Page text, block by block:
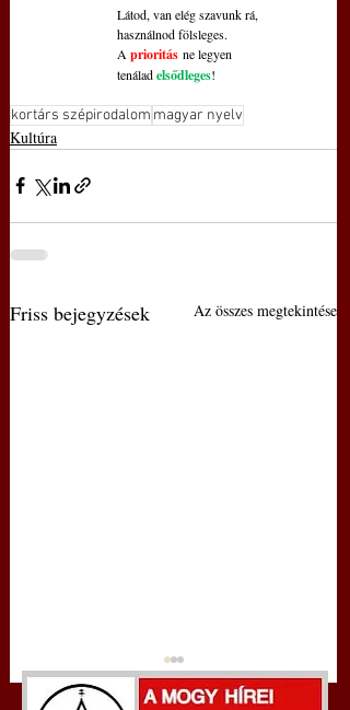
Látod, van elég szavunk rá,
használnod fölsleges.
A prioritás ne legyen
tenálad elsődleges!
kortárs szépirodalom magyar nyelv
Kultúra
Friss bejegyzések Az összes megtekintése